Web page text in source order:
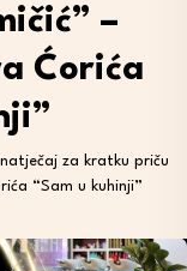
–
Ćorića
za kratku priču
“Sam u kuhinji”